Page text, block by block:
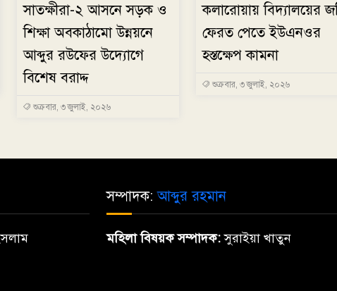
সাতক্ষীরা-২ আসনে সড়ক ও
শিক্ষা অবকাঠামো উন্নয়নে
আব্দুর রউফের উদ্যোগে
বিশেষ বরাদ্দ
শুক্রবার, ৩ জুলাই, ২০২৬
কলারোয়ায় বিদ্যালয়ের
ফেরত পেতে ইউএনওর
হস্তক্ষেপ কামনা
শুক্রবার, ৩ জুলাই, ২০২৬
সম্পাদক:আব্দুর রহমান
মহিলা বিষয়ক সম্পাদক:সুরাইয়া খাতুন